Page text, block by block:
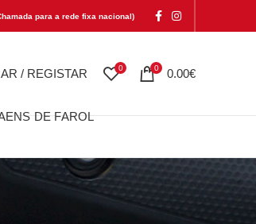
para a rede fixa nacional)
/ REGISTAR 0 0 0.00€
DE FAROL